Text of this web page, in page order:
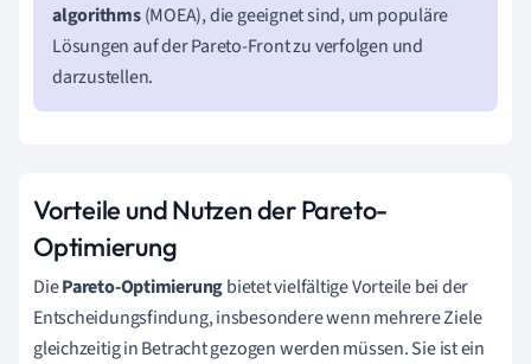
algorithms(MOEA), die geeignet sind, um populäre
Lösungen auf der Pareto-Front zu verfolgen und
darzustellen.
Vorteile und Nutzen der Pareto-
Optimierung
DiePareto-Optimierungbietet vielfältige Vorteile bei der
Entscheidungsfindung, insbesondere wenn mehrere Ziele
gleichzeitig in Betracht gezogen werden müssen. Sie ist ein